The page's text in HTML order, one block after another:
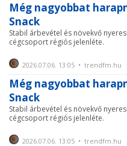
Még nagyobbat
Snack
Stabil árbevétel és növekvő
cégcsoport régiós jelenléte.
2026.07.06. 13:05 • trendfm.hu
Még nagyobbat
Snack
Stabil árbevétel és növekvő
cégcsoport régiós jelenléte.
2026.07.06. 13:05 • trendfm.hu